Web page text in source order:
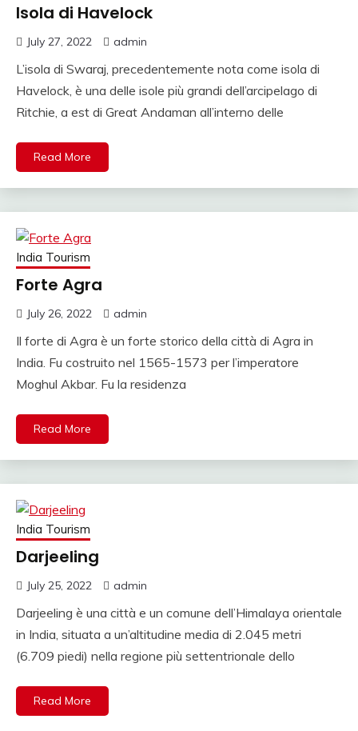
TRAGITTI, AGENZIA
VIAGGI IN INDIA,
AGENZIA VIAGGI IN
NORD INDIA,
AGENZIA VIAGGI IN
SPECIALISTA
VIAGGIO INDIA,
NOLEGGIO
MACCHINA
RAJASTHAN,
VIAGGIO ALLE INDE,
PALACE ON WHEELS,
AGENZIA AND
VIAGGIO INDIA AND
ITALIA AND INDIA,
AGENZIA VIAGGIO
SULL INDIA, AGENZIA
SPECIALISTA
VIAGGIO INDIA,
VIAGGIO AGENZIA
INDIA, RAJASTHAN
VIAGGIO, TOUR
OPERATOR ITALIANO
IN INDIA.
Isola di Havelock
July 27, 2022 admin
L’isola di Swaraj, precedentemente nota come isola di
Havelock, è una delle isole più grandi dell’arcipelago di
Ritchie, a est di Great Andaman all’interno delle
Read More
India Tourism
Forte Agra
July 26, 2022 admin
Il forte di Agra è un forte storico della città di Agra in
India. Fu costruito nel 1565-1573 per l’imperatore
Moghul Akbar. Fu la residenza
Read More
India Tourism
Darjeeling
July 25, 2022 admin
Darjeeling è una città e un comune dell’Himalaya orientale
in India, situata a un’altitudine media di 2.045 metri
(6.709 piedi) nella regione più settentrionale dello
Read More